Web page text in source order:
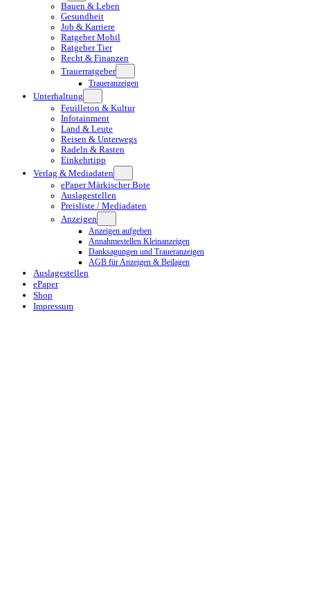
Bauen & Leben
Gesundheit
Job & Karriere
Ratgeber Mobil
Ratgeber Tier
Recht & Finanzen
Trauerratgeber
Traueranzeigen
Unterhaltung
Feuilleton & Kultur
Infotainment
Land & Leute
Reisen & Unterwegs
Radeln & Rasten
Einkehrtipp
Verlag & Mediadaten
ePaper Märkischer Bote
Auslagestellen
Preisliste / Mediadaten
Anzeigen
Anzeigen aufgeben
Annahmestellen Kleinanzeigen
Danksagungen und Traueranzeigen
AGB für Anzeigen & Beilagen
Auslagestellen
ePaper
Shop
Impressum